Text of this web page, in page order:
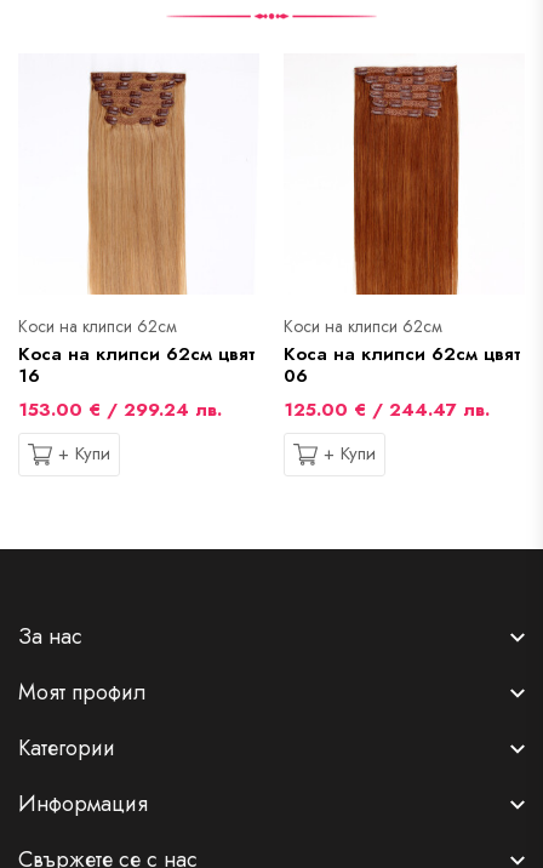
Коси на клипси 62см
Коса на клипси 62см цвят
16
153.00 € / 299.24 лв.
+ Купи
Коси на клипси 62см
Коса на клипси 62см цвят
06
125.00 € / 244.47 лв.
+ Купи
За нас
Моят профил
Категории
Информация
Свържете се с нас